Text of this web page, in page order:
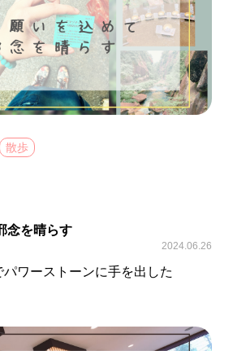
散歩
念を晴らす
2024.06.26
ワーストーンに手を出した